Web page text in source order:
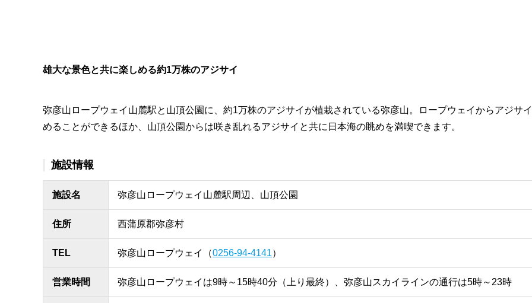
雄大な景色と共に楽しめる約1万株のアジサイ
弥彦山ロープウェイ山麓駅と山頂公園に、約1万株のアジサイが植栽されている弥彦山。ロープウェイからアジサ
めることができるほか、山頂公園からは咲き乱れるアジサイと共に日本海の眺めを満喫できます。
施設情報
施設名 弥彦山ロープウェイ山麓駅周辺、山頂公園
住所 西蒲原郡弥彦村
TEL 弥彦山ロープウェイ（0256-94-4141）
営業時間 弥彦山ロープウェイは9時～15時40分（上り最終）、弥彦山スカイラインの通行は5時～23時